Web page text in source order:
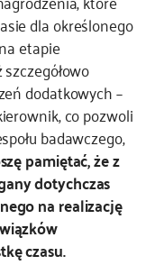
dla określonego
etapie
dodatkowych –
co pozwoli
badawczego,
pamiętać, że z
dotychczas
na realizację
czasu.